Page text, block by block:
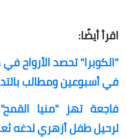
اقرأ أيضًا:
في أسبوعين ومطالب
فاجعة تهز "منيا
لرحيل طفل أزهري لدغه